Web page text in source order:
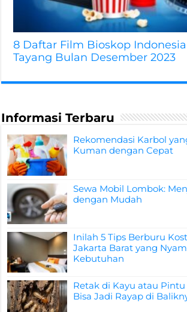
8 Daftar Film Bioskop
Tayang Bulan Desember 2023
Informasi Terbaru
Rekomendasi Karbol
Kuman dengan Cepat
Sewa Mobil Lombok:
dengan Mudah
Inilah 5 Tips Berburu
Jakarta Barat yang
Kebutuhan
Retak di Kayu atau
Bisa Jadi Rayap di